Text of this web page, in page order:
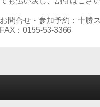
お問合せ・参加予約：十
FAX：0155-53-3366